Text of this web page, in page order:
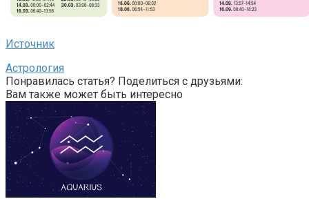
Источник
Астрология
Понравилась статья? Поделиться с друзьями:
Вам также может быть интересно